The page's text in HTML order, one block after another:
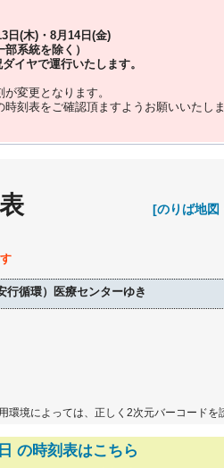
日(木)・8月14日(金)
系統を除く）
ダイヤで運行いたします。
変更となります。
時刻表をご確認頂ますようお願いいたしま
[のりば地図
行循環）医療センターゆき
環境によっては、正しく2次元バーコードを
の時刻表はこちら